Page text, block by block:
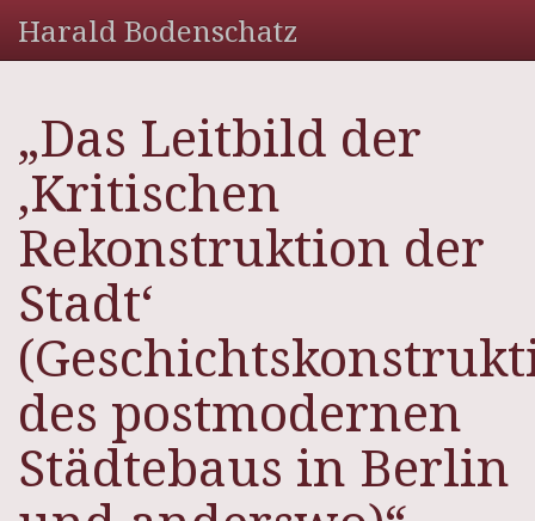
Harald Bodenschatz
„Das Leitbild der
‚Kritischen
Rekonstruktion der
Stadt‘
des postmodernen
Städtebaus in Berlin